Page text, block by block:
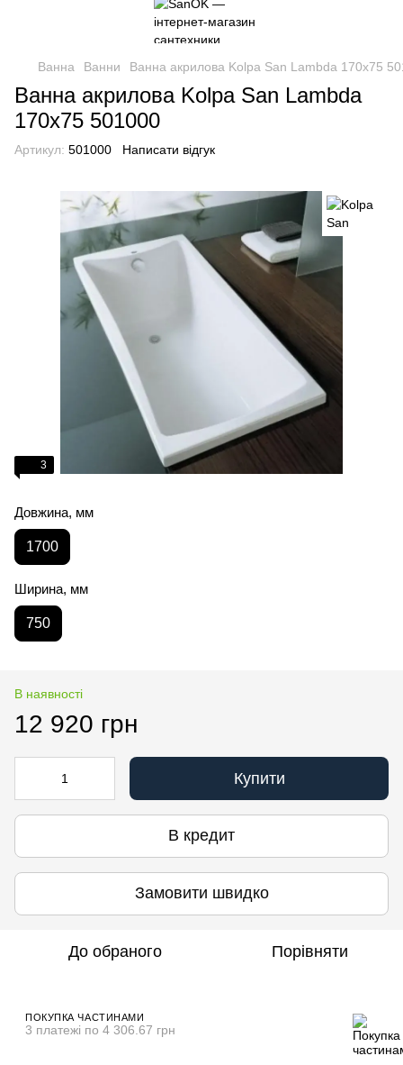
Ванна Ванни Ванна акрилова Kolpa San Lambda 170x75
Ванна акрилова Kolpa San Lambda
170x75 501000
Артикул: 501000 Написати відгук
3
Довжина, мм
1700
Ширина, мм
750
В наявності
12 920 грн
Купити
В кредит
Замовити швидко
До обраного Порівняти
ПОКУПКА ЧАСТИНАМИ
3 платежі по 4 306.67 грн